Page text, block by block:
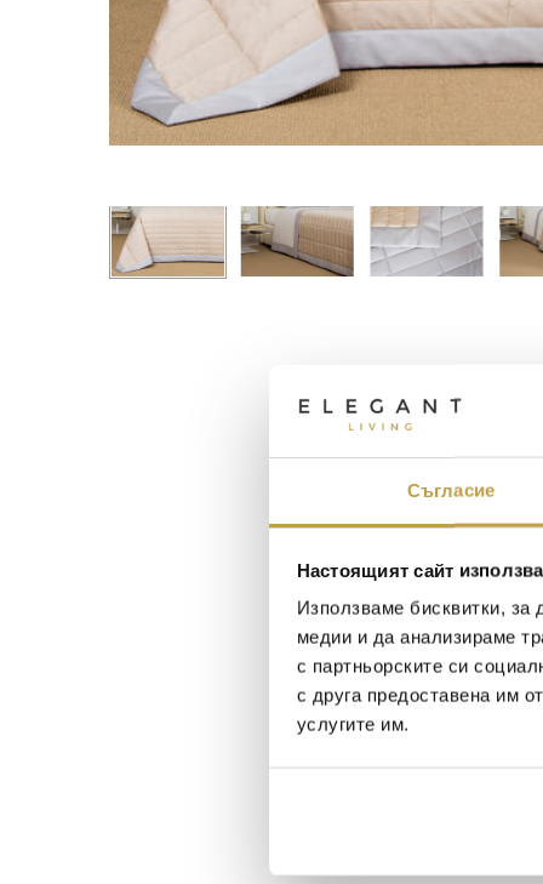
Съгласие
Настоящият сайт
Използваме бисквитки,
медии и да анализираме
с партньорските си
с друга предоставена им
услугите им.